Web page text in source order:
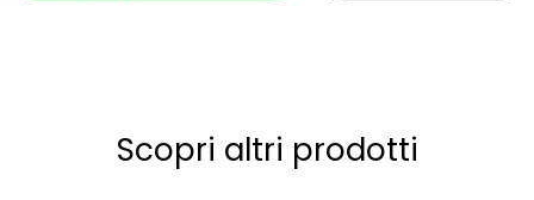
Scopri altri prodotti